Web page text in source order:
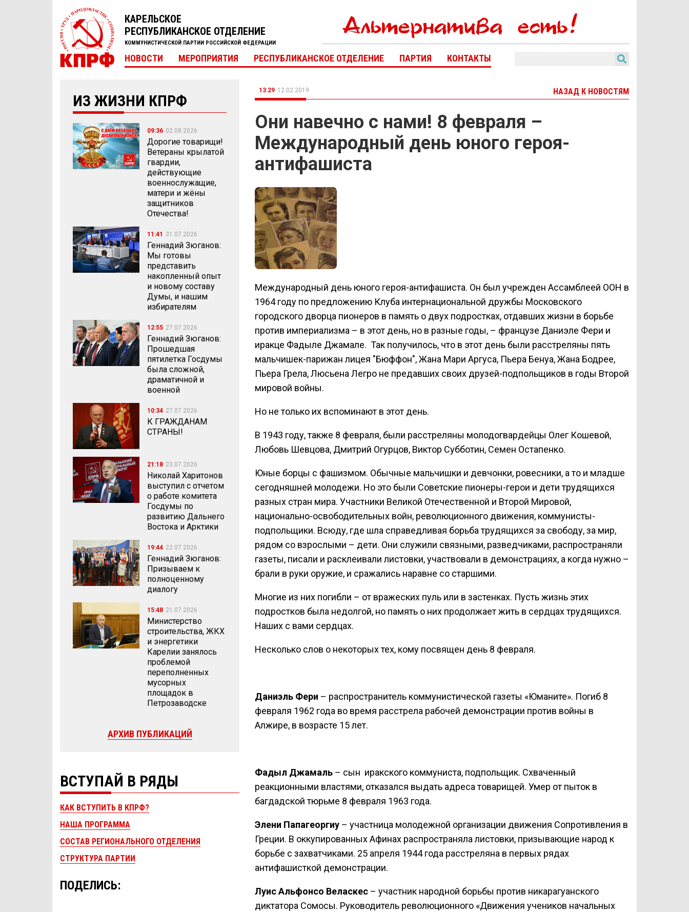
КАРЕЛЬСКОЕ
РЕСПУБЛИКАНСКОЕ ОТДЕЛЕНИЕ
КОММУНИСТИЧЕСКОЙ ПАРТИИ РОССИЙСКОЙ ФЕДЕРАЦИИ
НОВОСТИ МЕРОПРИЯТИЯ РЕСПУБЛИКАНСКОЕ ОТДЕЛЕНИЕ ПАРТИЯ КОНТАКТЫ
ИЗ ЖИЗНИ КПРФ
09:36 02.08.2026
Дорогие товарищи!
Ветераны крылатой
гвардии,
действующие
военнослужащие,
матери и жёны
защитников
Отечества!
11:41 31.07.2026
Геннадий Зюганов:
Мы готовы
представить
накопленный опыт
и новому составу
Думы, и нашим
избирателям
12:55 27.07.2026
Геннадий Зюганов:
Прошедшая
пятилетка Госдумы
была сложной,
драматичной и
военной
10:34 27.07.2026
К ГРАЖДАНАМ
СТРАНЫ!
21:18 23.07.2026
Николай Харитонов
выступил с отчетом
о работе комитета
Госдумы по
развитию Дальнего
Востока и Арктики
19:44 22.07.2026
Геннадий Зюганов:
Призываем к
полноценному
диалогу
15:48 21.07.2026
Министерство
строительства, ЖКХ
и энергетики
Карелии занялось
проблемой
переполненных
мусорных
площадок в
Петрозаводске
АРХИВ ПУБЛИКАЦИЙ
ВСТУПАЙ В РЯДЫ
КАК ВСТУПИТЬ В КПРФ?
НАША ПРОГРАММА
СОСТАВ РЕГИОНАЛЬНОГО ОТДЕЛЕНИЯ
СТРУКТУРА ПАРТИИ
ПОДЕЛИСЬ:
13:29 12.02.2019 НАЗАД К НОВОСТЯМ
Они навечно с нами! 8 февраля –
Международный день юного героя-
антифашиста
Международный день юного героя-антифашиста. Он был учрежден Ассамблеей ООН в
1964 году по предложению Клуба интернациональной дружбы Московского
городского дворца пионеров в память о двух подростках, отдавших жизни в борьбе
против империализма – в этот день, но в разные годы, – французе Даниэле Фери и
иракце Фадыле Джамале. Так получилось, что в этот день были расстреляны пять
мальчишек-парижан лицея "Бюффон", Жана Мари Аргуса, Пьера Бенуа, Жана Бодрее,
Пьера Грела, Люсьена Легро не предавших своих друзей-подпольщиков в годы Второй
мировой войны.
Но не только их вспоминают в этот день.
В 1943 году, также 8 февраля, были расстреляны молодогвардейцы Олег Кошевой,
Любовь Шевцова, Дмитрий Огурцов, Виктор Субботин, Семен Остапенко.
Юные борцы с фашизмом. Обычные мальчишки и девчонки, ровесники, а то и младше
сегодняшней молодежи. Но это были Советские пионеры-герои и дети трудящихся
разных стран мира. Участники Великой Отечественной и Второй Мировой,
национально-освободительных войн, революционного движения, коммунисты-
подпольщики. Всюду, где шла справедливая борьба трудящихся за свободу, за мир,
рядом со взрослыми – дети. Они служили связными, разведчиками, распространяли
газеты, писали и расклеивали листовки, участвовали в демонстрациях, а когда нужно –
брали в руки оружие, и сражались наравне со старшими.
Многие из них погибли – от вражеских пуль или в застенках. Пусть жизнь этих
подростков была недолгой, но память о них продолжает жить в сердцах трудящихся.
Наших с вами сердцах.
Несколько слов о некоторых тех, кому посвящен день 8 февраля.
Даниэль Фери – распространитель коммунистической газеты «Юманите». Погиб 8
февраля 1962 года во время расстрела рабочей демонстрации против войны в
Алжире, в возрасте 15 лет.
Фадыл Джамаль – сын иракского коммуниста, подпольщик. Схваченный
реакционными властями, отказался выдать адреса товарищей. Умер от пыток в
багдадской тюрьме 8 февраля 1963 года.
Элени Папагеоргиу – участница молодежной организации движения Сопротивления в
Греции. В оккупированных Афинах распространяла листовки, призывающие народ к
борьбе с захватчиками. 25 апреля 1944 года расстреляна в первых рядах
антифашисткой демонстрации.
Луис Альфонсо Веласкес – участник народной борьбы против никарагуанского
диктатора Сомосы. Руководитель революционного «Движения учеников начальных